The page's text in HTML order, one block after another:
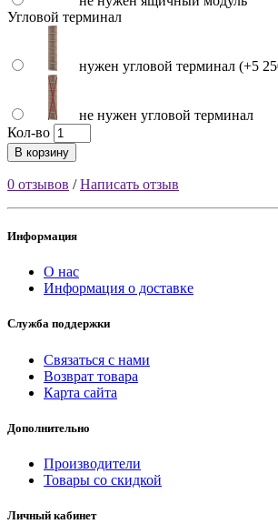
Угловой терминал
нужен угловой терминал (+5
не нужен угловой терминал
Кол-во
В корзину
0 отзывов /Написать отзыв
Информация
О нас
Информация о доставке
Служба поддержки
Связаться с нами
Возврат товара
Карта сайта
Дополнительно
Производители
Товары со скидкой
Личный кабинет